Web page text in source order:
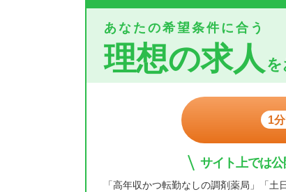
あなたの希望条件に合う
理想の求人を
1
サイト上では公
「高年収かつ転勤なしの調剤薬局」「